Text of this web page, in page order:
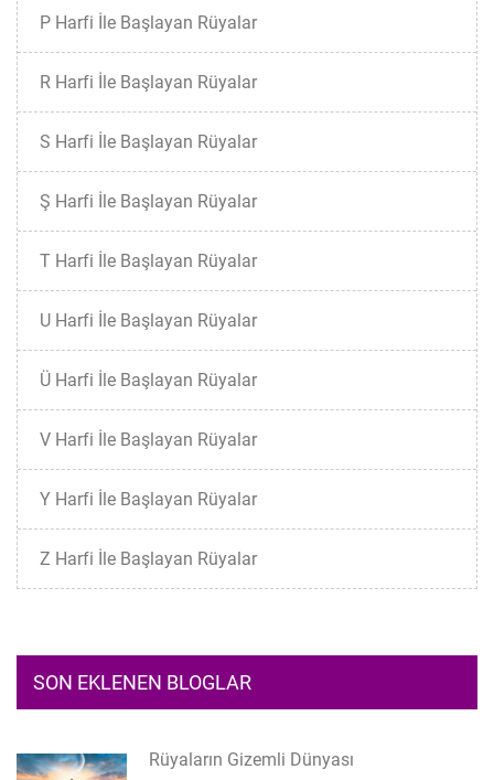
P Harfi İle Başlayan Rüyalar
R Harfi İle Başlayan Rüyalar
S Harfi İle Başlayan Rüyalar
Ş Harfi İle Başlayan Rüyalar
T Harfi İle Başlayan Rüyalar
U Harfi İle Başlayan Rüyalar
Ü Harfi İle Başlayan Rüyalar
V Harfi İle Başlayan Rüyalar
Y Harfi İle Başlayan Rüyalar
Z Harfi İle Başlayan Rüyalar
SON EKLENEN BLOGLAR
Rüyaların Gizemli Dünyası